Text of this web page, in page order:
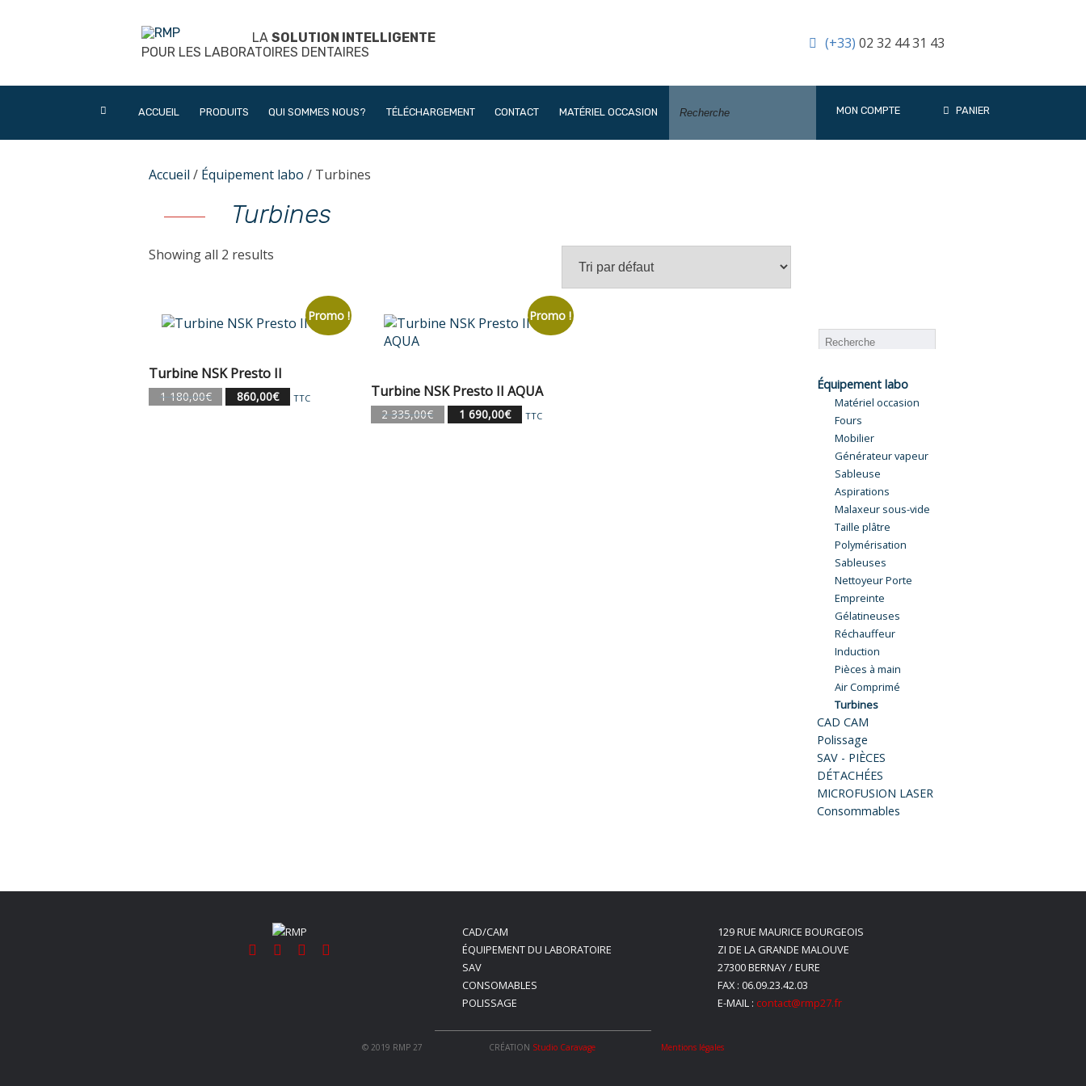
LASOLUTION INTELLIGENTE
POUR LES LABORATOIRES DENTAIRES
(+33) 02 32 44 31 43
ACCUEIL PRODUITS QUI SOMMES NOUS? TÉLÉCHARGEMENT CONTACT MATÉRIEL OCCASION MON COMPTE PANIER
Accueil / Équipement labo / Turbines
Turbines
Showing all 2 results
Promo !
Turbine NSK Presto II
1 180,00€
Le860,00€
Le
TTC
Promo !
Turbine NSK Presto II AQUA
2 335,00€
Le1 690,00€
Le
TTC
Équipement labo
Matériel occasion
Fours
Mobilier
Générateur vapeur
Sableuse
Aspirations
Malaxeur sous-vide
Taille plâtre
Polymérisation
Sableuses
Nettoyeur Porte
Empreinte
Gélatineuses
Réchauffeur
Induction
Pièces à main
Air Comprimé
Turbines
CAD CAM
Polissage
SAV - PIÈCES
DÉTACHÉES
MICROFUSION LASER
Consommables
CAD/CAM
ÉQUIPEMENT DU LABORATOIRE
SAV
CONSOMABLES
POLISSAGE
129 RUE MAURICE BOURGEOIS
ZI DE LA GRANDE MALOUVE
27300 BERNAY / EURE
FAX : 06.09.23.42.03
E-MAIL : contact@rmp27.fr
© 2019 RMP 27 CRÉATION Studio Caravage Mentions légales